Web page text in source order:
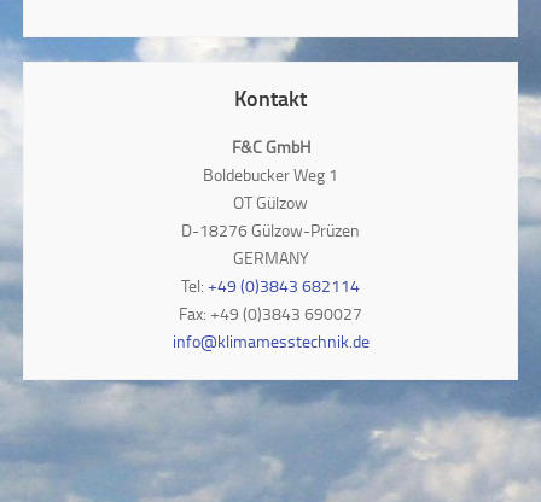
Kontakt
F&C GmbH
Boldebucker Weg 1
OT Gülzow
D-18276 Gülzow-Prüzen
GERMANY
Tel: +49 (0)3843 682114
Fax: +49 (0)3843 690027
info@klimamesstechnik.de